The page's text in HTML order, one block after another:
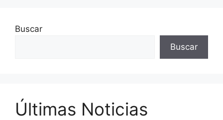
Buscar
Buscar
Últimas Noticias